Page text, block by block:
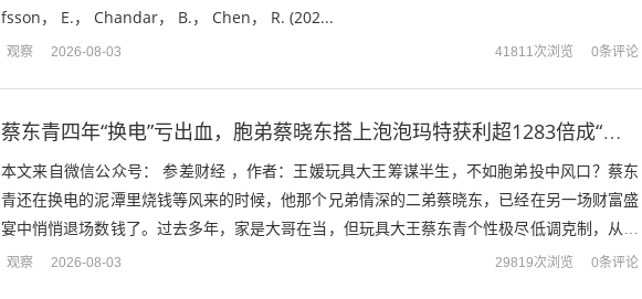
fsson， E.， Chandar， B.， Chen， R. (202...
观察 2026-08-03 41811次浏览 0条评论
蔡东青四年“换电”亏出血，胞弟蔡晓东搭上泡泡玛特获利超1283倍成“潮汕巴菲特”
本文来自微信公众号： 参差财经 ，作者：王媛玩具大王筹谋半生，不如胞弟投中风口？蔡东
青还在换电的泥潭里烧钱等风来的时候，他那个兄弟情深的二弟蔡晓东，已经在另一场财富盛
宴中悄悄退场数钱了。过去多年，家是大哥在当，但玩具大王蔡东青个性极尽低调克制，从不
轻易显山露水，江湖上也鲜有他的传说，神秘感十足。很多...
观察 2026-08-03 29819次浏览 0条评论